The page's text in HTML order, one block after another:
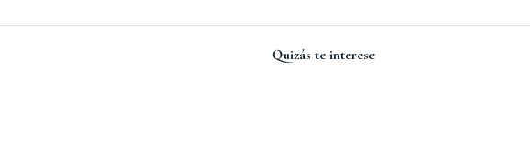
Quizás te interese